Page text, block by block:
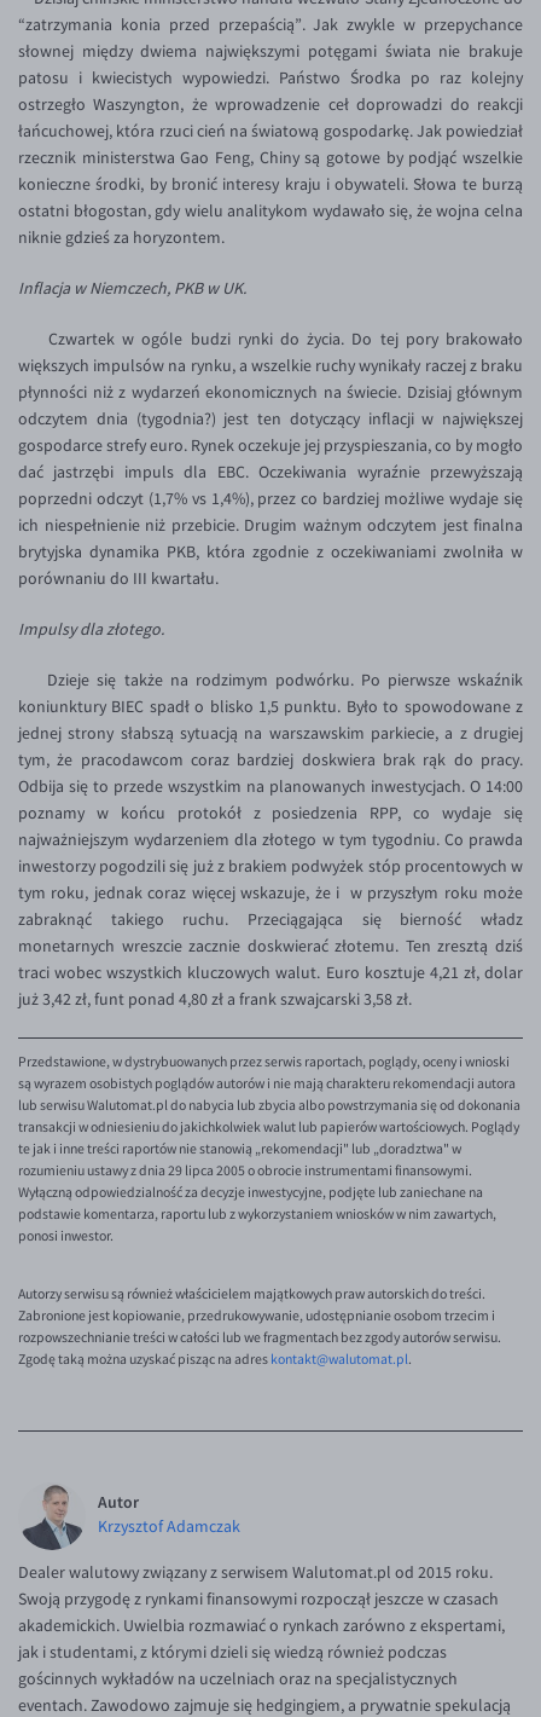
Inne pary walutowe
AUD/PLN
BGN/PLN
CAD/PLN
CNY/PLN
HKD/PLN
ILS/PLN
JPY/PLN
NZD/PLN
RON/PLN
SGD/PLN
TRY/PLN
ZAR/PLN
EUR/USD
EUR/CZK
EUR/DKK
EUR/NOK
EUR/SEK
EUR/BGN
EUR/CAD
EUR/CNY
EUR/HUF
EUR/ILS
EUR/JPY
EUR/NZD
EUR/RON
EUR/TRY
EUR/ZAR
Aplikacja mobilna
Bezpieczeństwo
Pomoc
Pomoc
FAQ
Konto i opłaty
Banki i przelewy
Przelewy zagraniczne
Słowniczek
Poradnik
KONTAKT
Kontakt
Dla mediów
PL
“zatrzymania konia przed przepaścią”. Jak zwykle w przepychance
słownej między dwiema największymi potęgami świata nie brakuje
patosu i kwiecistych wypowiedzi. Państwo Środka po raz kolejny
ostrzegło Waszyngton, że wprowadzenie ceł doprowadzi do reakcji
łańcuchowej, która rzuci cień na światową gospodarkę. Jak powiedział
rzecznik ministerstwa Gao Feng, Chiny są gotowe by podjąć wszelkie
konieczne środki, by bronić interesy kraju i obywateli. Słowa te burzą
ostatni błogostan, gdy wielu analitykom wydawało się, że wojna celna
niknie gdzieś za horyzontem.
Inflacja w Niemczech, PKB w UK.
Czwartek w ogóle budzi rynki do życia. Do tej pory brakowało
większych impulsów na rynku, a wszelkie ruchy wynikały raczej z braku
płynności niż z wydarzeń ekonomicznych na świecie. Dzisiaj głównym
odczytem dnia (tygodnia?) jest ten dotyczący inflacji w największej
gospodarce strefy euro. Rynek oczekuje jej przyspieszania, co by mogło
dać jastrzębi impuls dla EBC. Oczekiwania wyraźnie przewyższają
poprzedni odczyt (1,7% vs 1,4%), przez co bardziej możliwe wydaje się
ich niespełnienie niż przebicie. Drugim ważnym odczytem jest finalna
brytyjska dynamika PKB, która zgodnie z oczekiwaniami zwolniła w
porównaniu do III kwartału.
Impulsy dla złotego.
Dzieje się także na rodzimym podwórku. Po pierwsze wskaźnik
koniunktury BIEC spadł o blisko 1,5 punktu. Było to spowodowane z
jednej strony słabszą sytuacją na warszawskim parkiecie, a z drugiej
tym, że pracodawcom coraz bardziej doskwiera brak rąk do pracy.
Odbija się to przede wszystkim na planowanych inwestycjach. O 14:00
poznamy w końcu protokół z posiedzenia RPP, co wydaje się
najważniejszym wydarzeniem dla złotego w tym tygodniu. Co prawda
inwestorzy pogodzili się już z brakiem podwyżek stóp procentowych w
tym roku, jednak coraz więcej wskazuje, że i w przyszłym roku może
zabraknąć takiego ruchu. Przeciągająca się bierność władz
monetarnych wreszcie zacznie doskwierać złotemu. Ten zresztą dziś
traci wobec wszystkich kluczowych walut. Euro kosztuje 4,21 zł, dolar
już 3,42 zł, funt ponad 4,80 zł a frank szwajcarski 3,58 zł.
Przedstawione, w dystrybuowanych przez serwis raportach, poglądy, oceny i wnioski
są wyrazem osobistych poglądów autorów i nie mają charakteru rekomendacji autora
lub serwisu Walutomat.pl do nabycia lub zbycia albo powstrzymania się od dokonania
transakcji w odniesieniu do jakichkolwiek walut lub papierów wartościowych. Poglądy
te jak i inne treści raportów nie stanowią „rekomendacji" lub „doradztwa" w
rozumieniu ustawy z dnia 29 lipca 2005 o obrocie instrumentami finansowymi.
Wyłączną odpowiedzialność za decyzje inwestycyjne, podjęte lub zaniechane na
podstawie komentarza, raportu lub z wykorzystaniem wniosków w nim zawartych,
ponosi inwestor.
Autorzy serwisu są również właścicielem majątkowych praw autorskich do treści.
Zabronione jest kopiowanie, przedrukowywanie, udostępnianie osobom trzecim i
rozpowszechnianie treści w całości lub we fragmentach bez zgody autorów serwisu.
Zgodę taką można uzyskać pisząc na adres kontakt@walutomat.pl.
Autor
Krzysztof Adamczak
Dealer walutowy związany z serwisem Walutomat.pl od 2015 roku.
Swoją przygodę z rynkami finansowymi rozpoczął jeszcze w czasach
akademickich. Uwielbia rozmawiać o rynkach zarówno z ekspertami,
jak i studentami, z którymi dzieli się wiedzą również podczas
gościnnych wykładów na uczelniach oraz na specjalistycznych
eventach. Zawodowo zajmuje się hedgingiem, a prywatnie spekulacją